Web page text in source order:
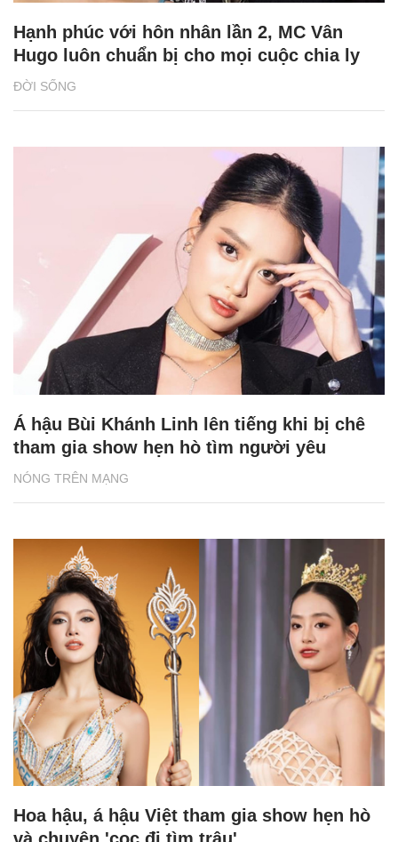
ĐỜI SỐNG
Hạnh phúc với hôn nhân lần 2, MC Vân
Hugo luôn chuẩn bị cho mọi cuộc chia ly
NÓNG TRÊN MẠNG
Á hậu Bùi Khánh Linh lên tiếng khi bị chê
tham gia show hẹn hò tìm người yêu
Hoa hậu, á hậu Việt tham gia show hẹn hò